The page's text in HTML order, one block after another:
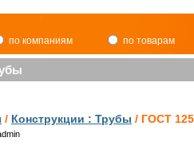
по компаниям по товарам
/ Конструкции : Трубы / ГОСТ